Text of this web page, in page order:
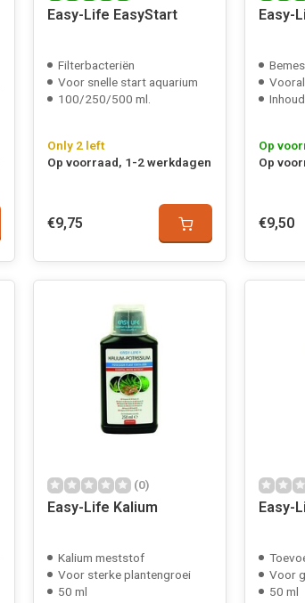
Easy-Life EasyStart
Filterbacteriën
Voor snelle start aquarium
100/250/500 ml.
Only 2 left
Op voorraad, 1-2 werkdagen
€9,75
Easy-
Vooral
Op
Op
€9,50
(0)
Easy-Life Kalium
Kalium meststof
Voor sterke plantengroei
50 ml
Easy-
Voor
50 ml